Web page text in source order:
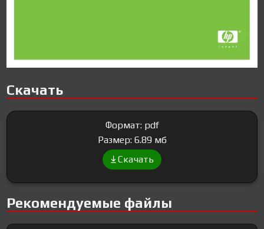
Скачать
Формат: pdf
Размер: 6.89 мб
Скачать
Рекомендуемые файлы